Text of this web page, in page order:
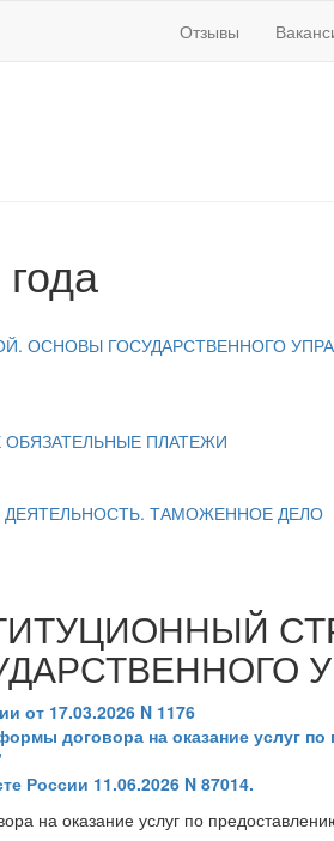
Отзывы
ОСНОВЫ ГОСУДАРСТВЕННОГО
ПЛАТЕЖИ
ТАМОЖЕННОЕ ДЕЛО
от 17.03.2026 N 1176
договора на оказание услуг
России 11.06.2026 N 87014.
на оказание услуг по